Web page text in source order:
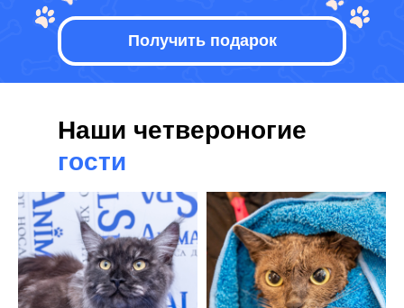
Получить подарок
Наши четвероногие
гости